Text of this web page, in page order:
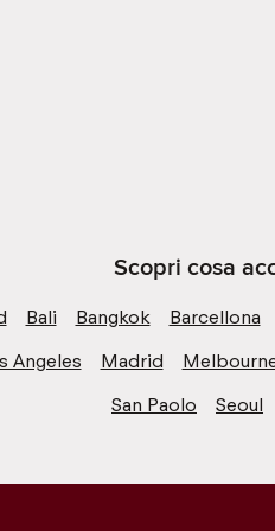
Scopri cosa
Bali Bangkok Barcellona
Angeles Madrid
San Paolo
Seoul